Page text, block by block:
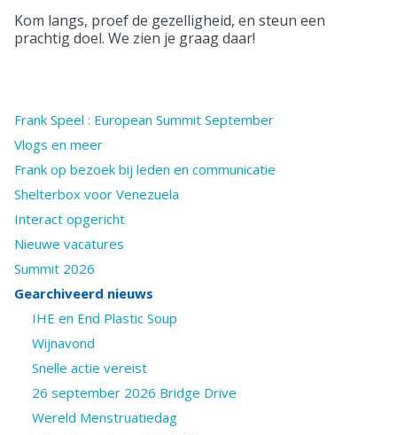
Kom langs, proef de gezelligheid, en steun een
prachtig doel. We zien je graag daar!
Frank Speel : European Summit September
Vlogs en meer
Frank op bezoek bij leden en communicatie
Shelterbox voor Venezuela
Interact opgericht
Nieuwe vacatures
Summit 2026
Gearchiveerd nieuws
IHE en End Plastic Soup
Wijnavond
Snelle actie vereist
26 september 2026 Bridge Drive
Wereld Menstruatiedag